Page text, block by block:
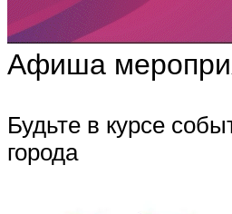
Афиша
Будьте в курсе
города